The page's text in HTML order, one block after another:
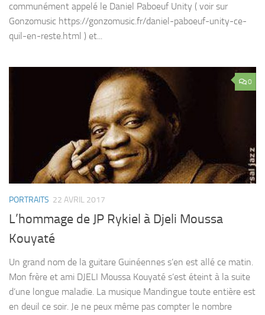
communément appelé le Daniel Paboeuf Unity ( voir sur
Gonzomusic https://gonzomusic.fr/daniel-paboeuf-unity-ce-
quil-en-reste.html ) et...
0
PORTRAITS 22 AVRIL 2017
L’hommage de JP Rykiel à Djeli Moussa
Kouyaté
Un grand nom de la guitare Guinéennes s’en est allé ce matin.
Mon frère et ami DJELI Moussa Kouyaté s’est éteint à la suite
d’une longue maladie. La musique Mandingue toute entière est
en deuil ce soir. Je ne peux même pas compter le nombre